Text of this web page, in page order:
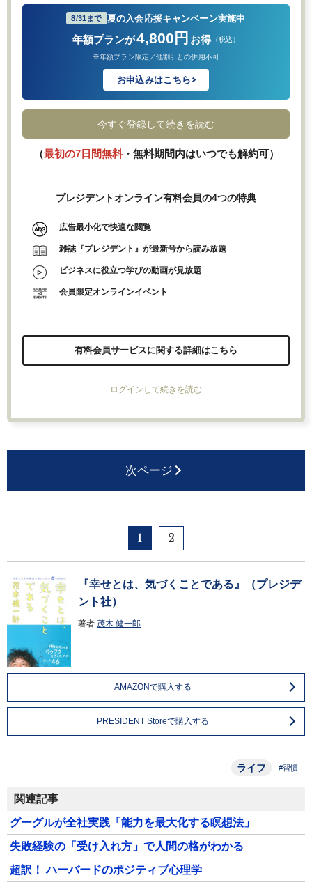
8/31まで 夏の入会応援キャンペーン実施中
年額プランが4,800円 お得 （税込）
※年額プラン限定／他割引との併用不可
お申込みはこちら
今すぐ登録して続きを読む
（最初の7日間無料・無料期間内はいつでも解約可）
プレジデントオンライン有料会員の4つの特典
広告最小化で快適な閲覧
雑誌『プレジデント』が最新号から読み放題
ビジネスに役立つ学びの動画が見放題
会員限定オンラインイベント
有料会員サービスに関する詳細はこちら
ログインして続きを読む
次ページ
1 2
『幸せとは、気づくことである』（プレジデ
ント社）
著者 茂木 健一郎
AMAZONで購入する
PRESIDENT Storeで購入する
ライフ #習慣
関連記事
グーグルが全社実践「能力を最大化する瞑想法」
失敗経験の「受け入れ方」で人間の格がわかる
超訳！ ハーバードのポジティブ心理学